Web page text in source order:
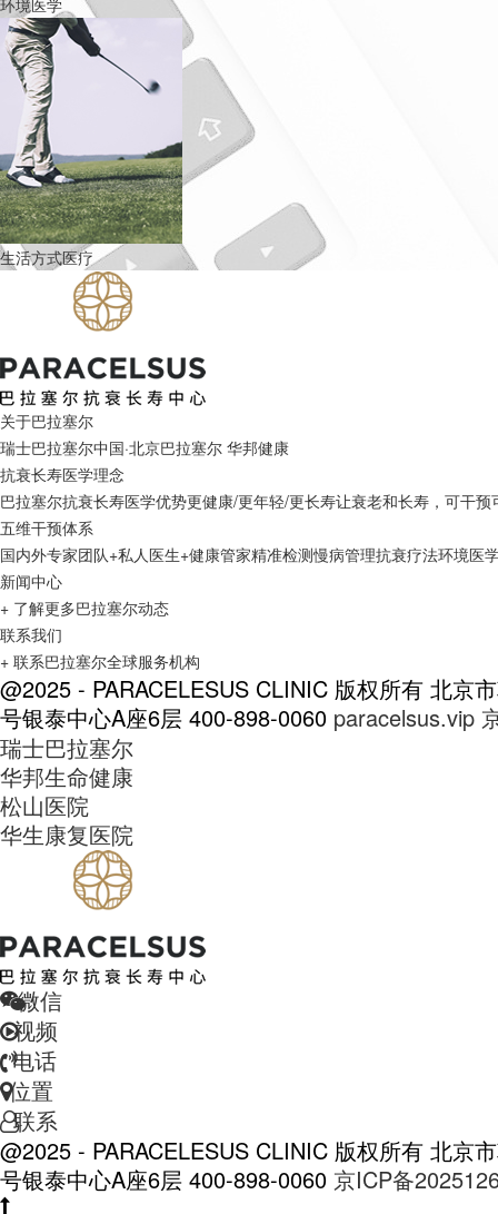
环境医学
生活方式医疗
关于巴拉塞尔
瑞士巴拉塞尔中国·北京巴拉塞尔 华邦健康
抗衰长寿医学理念
巴拉塞尔抗衰长寿医学优势更健康/更年轻/更长寿让衰老和长寿，可干预
五维干预体系
国内外专家团队+私人医生+健康管家精准检测慢病管理抗衰疗法环境医
新闻中心
+ 了解更多巴拉塞尔动态
联系我们
+ 联系巴拉塞尔全球服务机构
@2025 - PARACELESUS CLINIC 版权所有 北京
号银泰中心A座6层 400-898-0060 paracelsus.vip
瑞士巴拉塞尔
华邦生命健康
松山医院
华生康复医院
微信
视频
电话
位置
联系
@2025 - PARACELESUS CLINIC 版权所有 北京
号银泰中心A座6层 400-898-0060 京ICP备